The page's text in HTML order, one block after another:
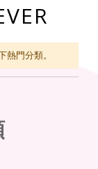
門分類。